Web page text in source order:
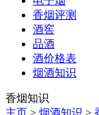
香烟评测
酒窖
品酒
酒价格表
烟酒知识
香烟知识
主页 > 烟酒知识 >